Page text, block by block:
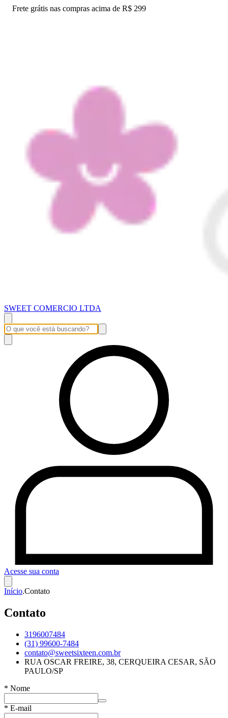
Frete grátis nas compras acima de R$ 299
SWEET COMERCIO LTDA
Acesse sua conta
Início.Contato
Contato
3196007484
(31) 99600-7484
contato@sweetsixteen.com.br
RUA OSCAR FREIRE, 38, CERQUEIRA CESAR, SÃO
PAULO/SP
* Nome
* E-mail